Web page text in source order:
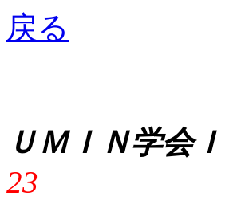
戻る
ＵＭＩＮ学会
23